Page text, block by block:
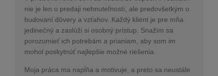
nie je len o predaji nehnuteľností, ale predovšetkým o
budovaní dôvery a vzťahov. Každý klient je pre mňa
jedinečný a zaslúži si osobný prístup. Snažím sa
porozumieť ich potrebám a prianiam, aby som im
mohol poskytnúť najlepšie možné riešenia.
Moja práca ma napĺňa a motivuje, a preto sa neustále